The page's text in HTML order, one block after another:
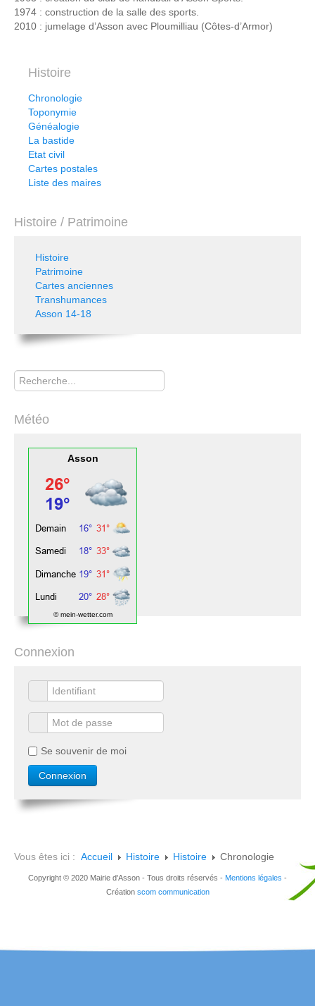
1974 : construction de la salle des sports.
2010 : jumelage d’Asson avec Ploumilliau (Côtes-d’Armor)
Histoire
Chronologie
Toponymie
Généalogie
La bastide
Etat civil
Cartes postales
Liste des maires
Histoire / Patrimoine
Histoire
Patrimoine
Cartes anciennes
Transhumances
Asson 14-18
Rechercher
Météo
Asson
© mein-wetter.com
Connexion
Se souvenir de moi
Vous êtes ici : Accueil Histoire Histoire Chronologie
Copyright © 2020 Mairie d'Asson - Tous droits réservés - Mentions légales -
Création scom communication